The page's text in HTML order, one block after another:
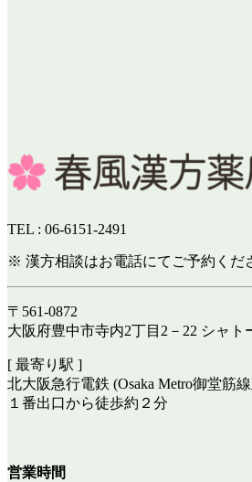
TEL : 06-6151-2491
※ 漢方相談はお電話にてご予約くだ
〒561-0872
大阪府豊中市寺内2丁目2－22 シャト
[ 最寄り駅 ]
北大阪急行電鉄 (Osaka Metro御堂筋
１番出口から徒歩約２分
営業時間